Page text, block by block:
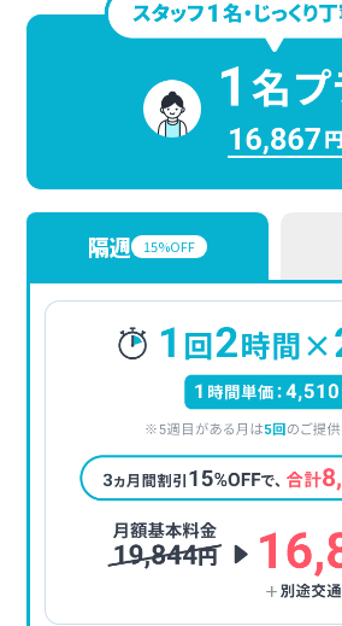
隔週 15%OFF